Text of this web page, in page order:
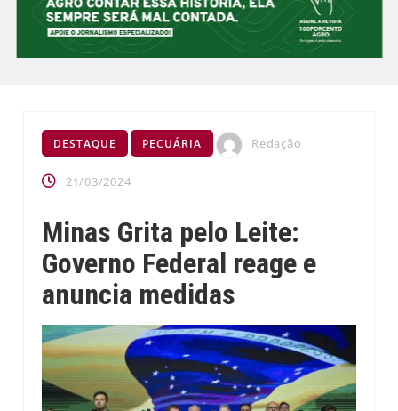
DESTAQUE PECUÁRIA Redação
21/03/2024
Minas Grita pelo Leite:
Governo Federal reage e
anuncia medidas